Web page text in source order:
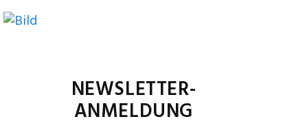
NEWSLETTER-
ANMELDUNG